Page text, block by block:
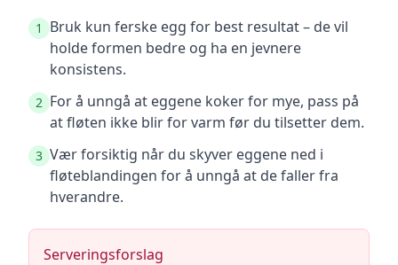
1
Bruk kun ferske egg for best resultat – de vil
holde formen bedre og ha en jevnere
konsistens.
2 For å unngå at eggene koker for mye, pass på
at fløten ikke blir for varm før du tilsetter dem.
3 Vær forsiktig når du skyver eggene ned i
fløteblandingen for å unngå at de faller fra
hverandre.
Serveringsforslag